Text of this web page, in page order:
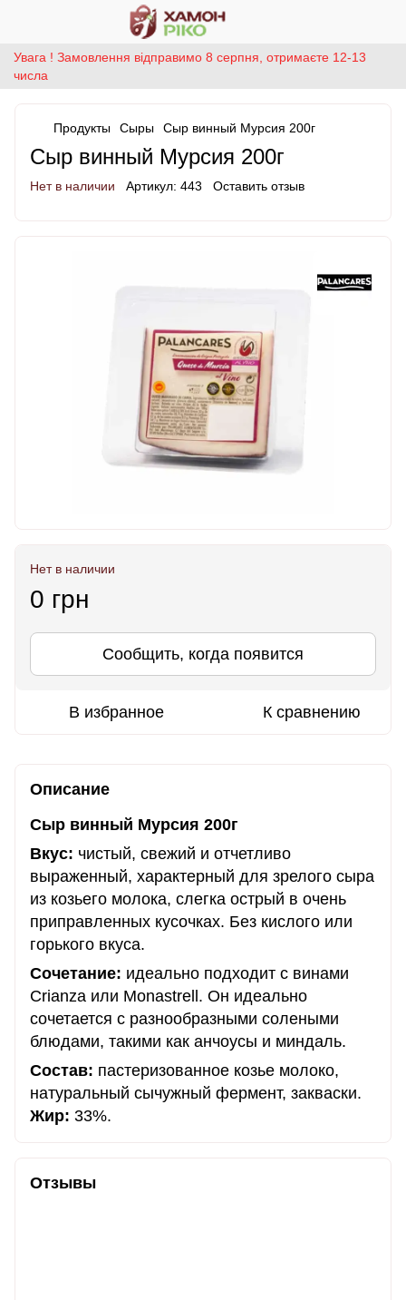
Увага ! Замовлення відправимо 8 серпня, отримаєте 12-13
числа
Продукты Сыры Сыр винный Мурсия 200г
Сыр винный Мурсия 200г
Нет в наличии Артикул: 443 Оставить отзыв
Нет в наличии
0 грн
Сообщить, когда появится
В избранное К сравнению
Описание
Сыр винный Мурсия 200г
Вкус: чистый, свежий и отчетливо
выраженный, характерный для зрелого сыра
из козьего молока, слегка острый в очень
приправленных кусочках. Без кислого или
горького вкуса.
Сочетание: идеально подходит с винами
Crianza или Monastrell. Он идеально
сочетается с разнообразными солеными
блюдами, такими как анчоусы и миндаль.
Состав: пастеризованное козье молоко,
натуральный сычужный фермент, закваски.
Жир: 33%.
Отзывы